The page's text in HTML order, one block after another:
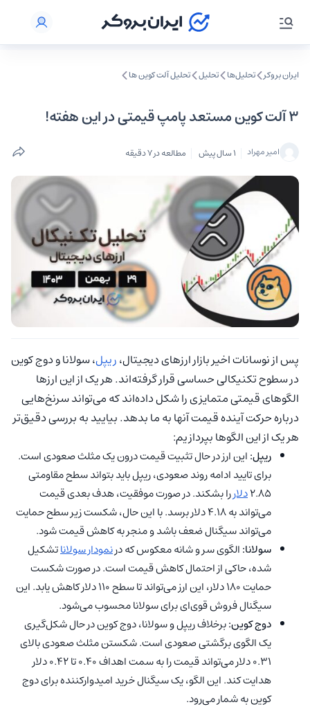
ایران بروکر تحلیل‌ها تحلیل‌ تحلیل آلت کوین ها
۳ آلت کوین مستعد پامپ قیمتی در این هفته!
امیر مهراد 1 سال پیش مطالعه در 7 دقیقه
پس از نوسانات اخیر بازار ارزهای دیجیتال،ریپل، سولانا و دوج‌ کوین
در سطوح تکنیکالی حساسی قرار گرفته‌اند. هر یک از این ارزها
الگوهای قیمتی متمایزی را شکل داده‌اند که می‌تواند سرنخ‌هایی
درباره حرکت آینده قیمت آنها به ما بدهد. بیایید به بررسی دقیق‌تر
هر یک از این الگوها بپردازیم:
ریپل:این ارز در حال تثبیت قیمت درون یک مثلث صعودی است.
برای تایید ادامه روند صعودی، ریپل باید بتواند سطح مقاومتی
2.85دلاررا بشکند. در صورت موفقیت، هدف بعدی قیمت
می‌تواند به 4.18 دلار برسد. با این حال، شکست زیر سطح حمایت
می‌تواند سیگنال ضعف باشد و منجر به کاهش قیمت شود.
سولانا:الگوی سر و شانه معکوس که درنمودار سولاناتشکیل
شده، حاکی از احتمال کاهش قیمت است. در صورت شکست
حمایت 180 دلار، این ارز می‌تواند تا سطح 110 دلار کاهش یابد. این
سیگنال فروش قوی‌ای برای سولانا محسوب می‌شود.
دوج‌ کوین:برخلاف ریپل و سولانا، دوج‌ کوین در حال شکل‌گیری
یک الگوی برگشتی صعودی است. شکستن مثلث صعودی بالای
0.31 دلار می‌تواند قیمت را به سمت اهداف 0.40 تا 0.42 دلار
هدایت کند. این الگو، یک سیگنال خرید امیدوارکننده برای دوج‌
کوین به شمار می‌رود.